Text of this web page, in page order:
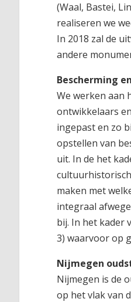
(Waal, Bastei,
realiseren we
In 2018 zal de
andere
Bescherming
We werken aan
ontwikkelaars
ingepast en zo
opstellen van
uit. In de het
maken met
integraal
bij. In het kader
3) waarvoor op
Nijmegen
Nijmegen is de
op het vlak van